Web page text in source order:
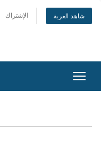
الإشتراك شاهد العربة